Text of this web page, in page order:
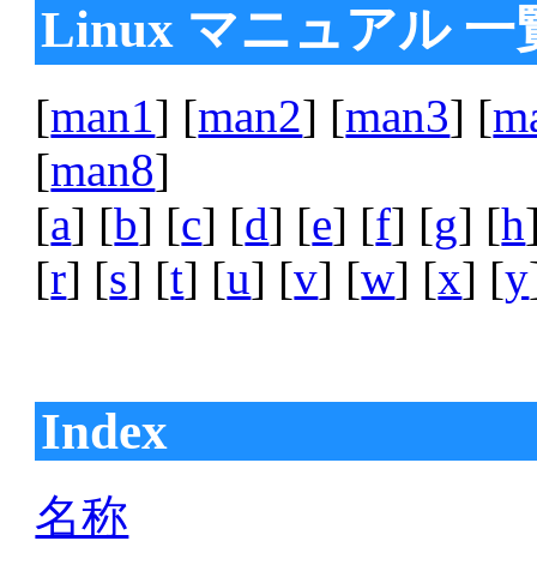
Linux マニュアル 一
[man1] [man2] [man3] [
[man8]
[a] [b] [c] [d] [e] [f] [g] [h
[r] [s] [t] [u] [v] [w] [x] [y
Index
名称